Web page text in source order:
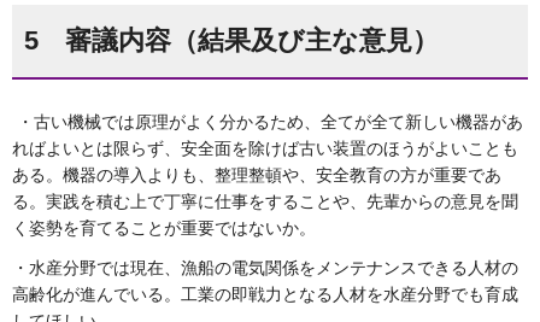
5 審議内容（結果及び主な意見）
・古い機械では原理がよく分かるため、全てが全て新しい機器があ
ればよいとは限らず、安全面を除けば古い装置のほうがよいことも
ある。機器の導入よりも、整理整頓や、安全教育の方が重要であ
る。実践を積む上で丁寧に仕事をすることや、先輩からの意見を聞
く姿勢を育てることが重要ではないか。
・水産分野では現在、漁船の電気関係をメンテナンスできる人材の
高齢化が進んでいる。工業の即戦力となる人材を水産分野でも育成